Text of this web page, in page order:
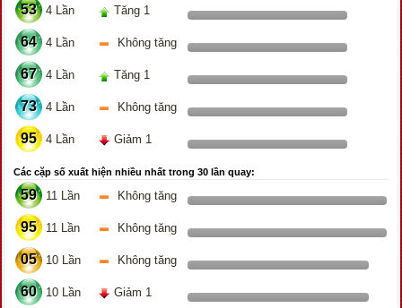
53 4 Lần Tăng 1
64 4 Lần Không tăng
67 4 Lần Tăng 1
73 4 Lần Không tăng
95 4 Lần Giảm 1
Các cặp số xuất hiện nhiều nhất trong 30 lần quay:
59 11 Lần Không tăng
95 11 Lần Không tăng
05 10 Lần Không tăng
60 10 Lần Giảm 1